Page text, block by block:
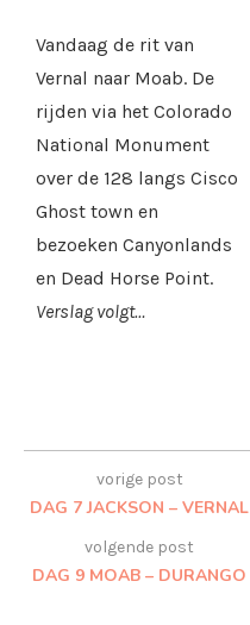
Vandaag de rit van
Vernal naar Moab. De
rijden via het Colorado
National Monument
over de 128 langs Cisco
Ghost town en
bezoeken Canyonlands
en Dead Horse Point.
Verslag volgt…
vorige post
DAG 7 JACKSON – VERNAL
volgende post
DAG 9 MOAB – DURANGO